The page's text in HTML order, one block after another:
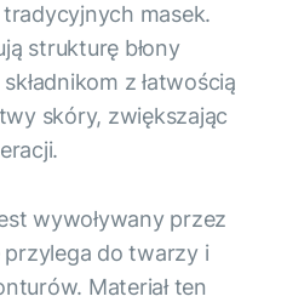
masek.
strukturę błony
z łatwością
skóry, zwiększając
wywoływany przez
przylega do twarzy i
Materiał ten